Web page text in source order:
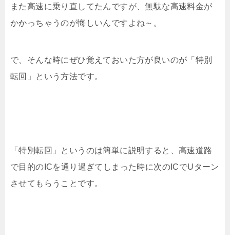
また高速に乗り直してたんですが、無駄な高速料金が
かかっちゃうのが悔しいんですよね～。
で、そんな時にぜひ覚えておいた方が良いのが「特別
転回」という方法です。
「特別転回」というのは簡単に説明すると、高速道路
で目的のICを通り過ぎてしまった時に次のICでUターン
させてもらうことです。